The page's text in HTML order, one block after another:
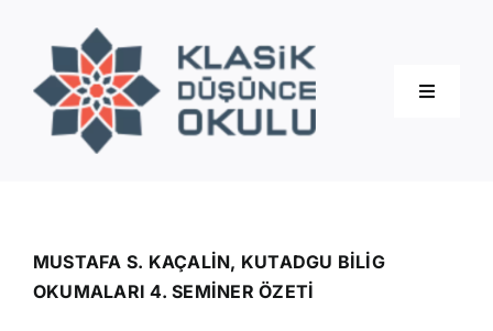
content
Toggle
Eğitimler
MUSTAFA S. KAÇALİN, KUTADGU BİLİG
OKUMALARI 4. SEMİNER ÖZETİ